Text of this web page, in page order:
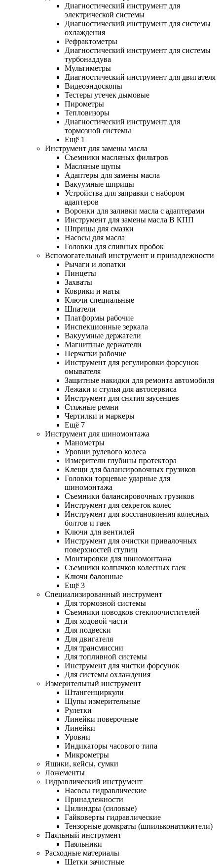
Диагностический инструмент для
электрической системы
Диагностический инструмент для системы
охлаждения
Рефрактометры
Диагностический инструмент для системы
турбонаддува
Мультиметры
Диагностический инструмент для двигателя
Видеоэндоскопы
Тестеры утечек дымовые
Пирометры
Тепловизоры
Диагностический инструмент для
тормозной системы
Ещё 1
Инструмент для замены масла
Съемники масляных фильтров
Масляные щупы
Адаптеры для замены масла
Вакуумные шприцы
Устройства для заправки с набором
адаптеров
Воронки для заливки масла с адаптерами
Инструмент для замены масла В КПП
Шприцы для смазки
Насосы для масла
Головки для сливных пробок
Вспомогательный инструмент и принадлежности
Рычаги и лопатки
Пинцеты
Захваты
Коврики и маты
Ключи специальные
Шпатели
Платформы рабочие
Инспекционные зеркала
Вакуумные держатели
Магнитные держатели
Перчатки рабочие
Инструмент для регулировки форсунок
омывателя
Защитные накидки для ремонта автомобиля
Лежаки и стулья для автосервиса
Инструмент для снятия заусенцев
Стяжные ремни
Чертилки и маркеры
Ещё 7
Инструмент для шиномонтажа
Манометры
Уровни рулевого колеса
Измерители глубины протектора
Клещи для балансировочных грузиков
Головки торцевые ударные для
шиномонтажа
Съемники балансировочных грузиков
Инструмент для секреток колес
Инструмент для восстановления колесных
болтов и гаек
Ключи для вентилей
Инструмент для очистки привалочных
поверхностей ступиц
Монтировки для шиномонтажа
Съемники колпачков колесных гаек
Ключи балонные
Ещё 3
Специализированный инструмент
Для тормозной системы
Съемники поводков стеклоочистителей
Для ходовой части
Для подвески
Для двигателя
Для трансмиссии
Для топливной системы
Инструмент для чистки форсунок
Для системы охлаждения
Измерительный инструмент
Штангенциркули
Щупы измерительные
Рулетки
Линейки поверочные
Линейки
Уровни
Индикаторы часового типа
Микрометры
Ящики, кейсы, сумки
Ложементы
Гидравлический инструмент
Насосы гидравлические
Принадлежности
Цилиндры (силовые)
Гайковерты гидравлические
Тензорные домкраты (шпильконатяжители)
Паяльный инструмент
Паяльники
Расходные материалы
Щетки зачистные